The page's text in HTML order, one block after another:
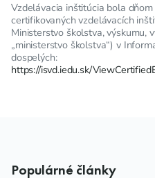
Vzdelávacia inštitúcia bola
certifikovaných vzdelávacích
Ministerstvo školstva, výskumu,
„ministerstvo školstva“) v
dospelých:
https://isvd.iedu.sk/
Populárné články